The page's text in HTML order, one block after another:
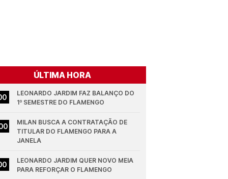
ÚLTIMA HORA
LEONARDO JARDIM FAZ BALANÇO DO
1º SEMESTRE DO FLAMENGO
MILAN BUSCA A CONTRATAÇÃO DE
TITULAR DO FLAMENGO PARA A
JANELA
LEONARDO JARDIM QUER NOVO MEIA
PARA REFORÇAR O FLAMENGO